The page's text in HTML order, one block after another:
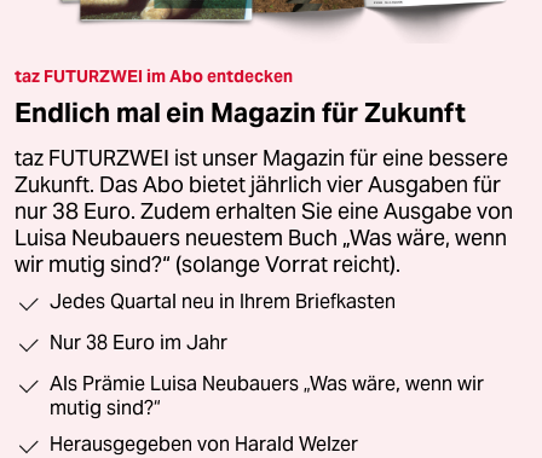
taz FUTURZWEI im Abo entdecken
Endlich mal ein Magazin für Zukunft
taz FUTURZWEI ist unser Magazin für eine bessere
Zukunft. Das Abo bietet jährlich vier Ausgaben für
nur 38 Euro. Zudem erhalten Sie eine Ausgabe von
Luisa Neubauers neuestem Buch „Was wäre, wenn
wir mutig sind?“ (solange Vorrat reicht).
Jedes Quartal neu in Ihrem Briefkasten
Nur 38 Euro im Jahr
Als Prämie Luisa Neubauers „Was wäre, wenn wir
mutig sind?“
Herausgegeben von Harald Welzer